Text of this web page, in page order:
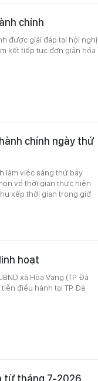
chính
được giải đáp tại hội nghị
kết tiếp tục đơn giản hóa
chính ngày thứ
làm việc sáng thứ bảy
về thời gian thực hiện
xếp thời gian trong giờ
hoạt
xã Hòa Vang (TP Đà
điều hành tại TP Đà
từ tháng 7-2026